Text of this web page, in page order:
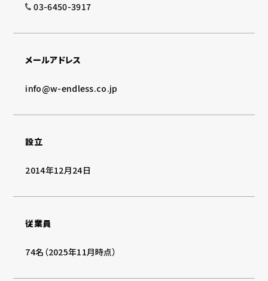
03-6450-3917
メールアドレス
info@w-endless.co.jp
設立
2014年12月24日
従業員
74名（2025年11月時点）